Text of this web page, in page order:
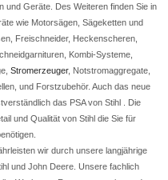
und Geräte. Des Weiteren finden Sie in
wie Motorsägen, Sägeketten und
Freischneider, Heckenscheren,
Kombi-Systeme,
Stromerzeuger, Notstromaggregate,
und Forstzubehör. Auch das neue
das PSA von Stihl . Die
und Qualität von Stihl die Sie für
wir durch unsere langjährige
und John Deere. Unsere fachlich